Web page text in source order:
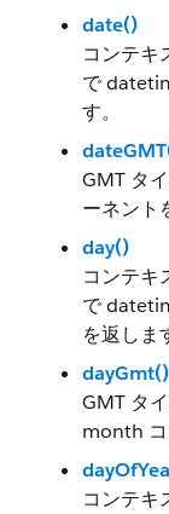
date()
コンテキ
で
す。
GMT タ
ーネント
day()
コンテキ
で
を返しま
dayGmt()
GMT タ
month コ
コンテキ